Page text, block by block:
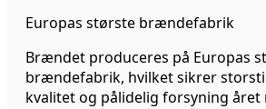
Europas største brændefabrik
Brændet produceres på Europas
brændefabrik, hvilket sikrer
kvalitet og pålidelig forsyning året